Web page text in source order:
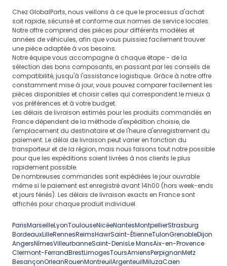
Chez GlobalParts, nous veillons à ce que le processus d'achat
soit rapide, sécurisé et conforme aux normes de service locales.
Notre offre comprend des pièces pour différents modèles et
années de véhicules, afin que vous puissiez facilement trouver
une pièce adaptée à vos besoins.
Notre équipe vous accompagne à chaque étape - de la
sélection des bons composants, en passant par les conseils de
compatibilité, jusqu'à l'assistance logistique. Grâce à notre offre
constamment mise à jour, vous pouvez comparer facilement les
pièces disponibles et choisir celles qui correspondent le mieux à
vos préférences et à votre budget.
Les délais de livraison estimés pour les produits commandés en
France dépendent de la méthode d'expédition choisie, de
l'emplacement du destinataire et de l'heure d'enregistrement du
paiement. Le délai de livraison peut varier en fonction du
transporteur et de la région, mais nous faisons tout notre possible
pour que les expéditions soient livrées à nos clients le plus
rapidement possible.
De nombreuses commandes sont expédiées le jour ouvrable
même si le paiement est enregistré avant 14h00 (hors week-ends
et jours fériés). Les délais de livraison exacts en France sont
affichés pour chaque produit individuel.
ParisMarseilleLyonToulouseNicéeNantesMontpellierStrasburg
BordeauxLilleRennesReimsHawrSaint-ÉtienneTulonGrenobleDijon
AngersNîmesVilleurbanneSaint-DenisLe MansAix-en-Provence
Clermont-FerrandBrestLimogesToursAmiensPerpignanMetz
BesançonOrleanRouenMontreuilArgenteuilMiluzaCaen